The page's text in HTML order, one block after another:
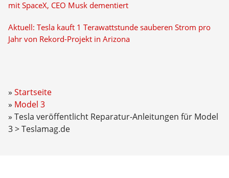
mit SpaceX, CEO Musk dementiert
Aktuell: Tesla kauft 1 Terawattstunde sauberen Strom pro
Jahr von Rekord-Projekt in Arizona
Startseite
Model 3
Tesla veröffentlicht Reparatur-Anleitungen für Model
3 > Teslamag.de